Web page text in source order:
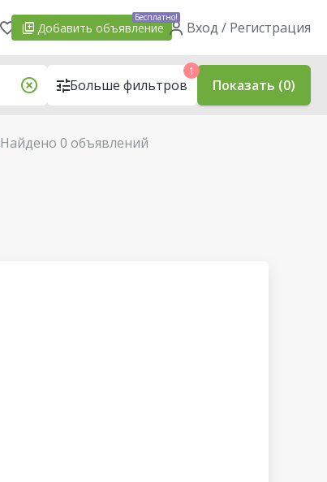
Добавить объявление
Бесплатно!
Вход / Регистрация
Найдено 0 объявлений
Больше фильтров
1
Показать (0)